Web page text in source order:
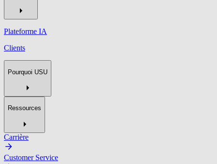
Plateforme IA
Clients
Pourquoi USU
Ressources
Carrière
Customer Service